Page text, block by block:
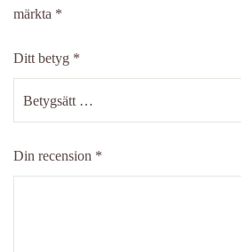
märkta *
Ditt betyg *
Din recension *